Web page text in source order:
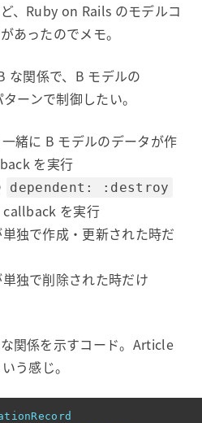
、Ruby on Rails のモデルコ
あったのでメモ。
関係で、B モデルの
ーンで制御したい。
緒に B モデルのデータが作
を実行
dependent: :destroy
callback を実行
独で作成・更新された時だ
独で削除された時だけ
関係を示すコード。Article
う感じ。